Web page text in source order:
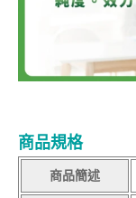
商品規格
商品簡述